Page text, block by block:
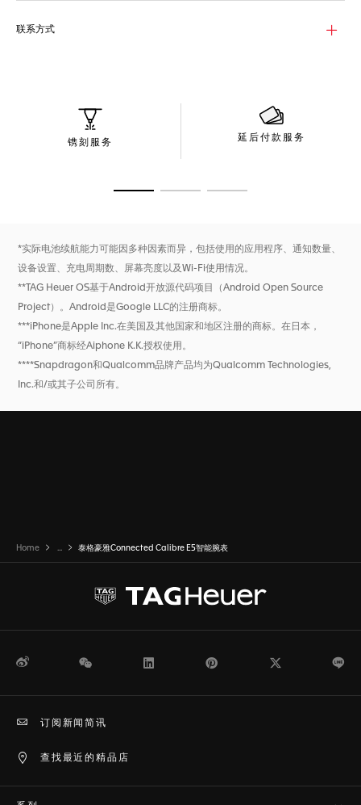
分钟即可提供一天的运行能力。
联系方式
镌刻服务 延后付款服务
*实际电池续航能力可能因多种因素而异，包括使用的应用程序、通知数量、
设备设置、充电周期数、屏幕亮度以及Wi-Fi使用情况。
**TAG Heuer OS基于Android开放源代码项目（Android Open Source
Project）。Android是Google LLC的注册商标。
***iPhone是Apple Inc.在美国及其他国家和地区注册的商标。在日本，
“iPhone”商标经Aiphone K.K.授权使用。
****Snapdragon和Qualcomm品牌产品均为Qualcomm Technologies,
Inc.和/或其子公司所有。
Home ... 泰格豪雅Connected Calibre E5智能腕表
微博 WeChat Pinterest
查找最近的精品店
订阅新闻简讯